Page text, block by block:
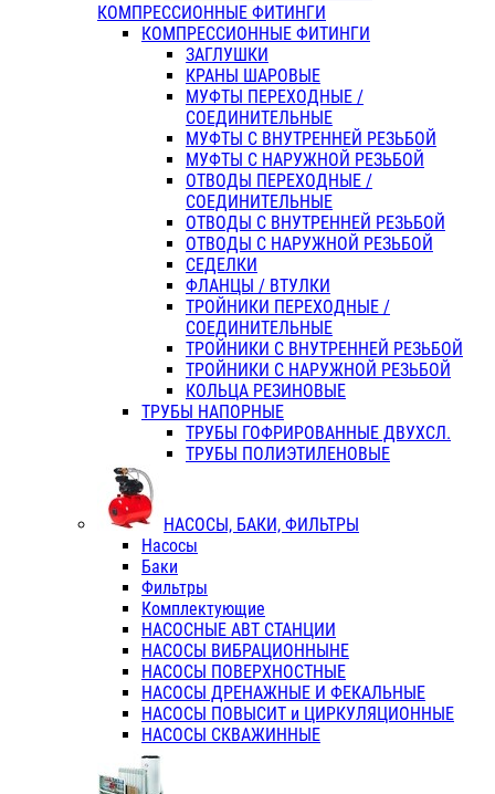
КОМПРЕССИОННЫЕ ФИТИНГИ
КОМПРЕССИОННЫЕ ФИТИНГИ
ЗАГЛУШКИ
КРАНЫ ШАРОВЫЕ
МУФТЫ ПЕРЕХОДНЫЕ /
СОЕДИНИТЕЛЬНЫЕ
МУФТЫ С ВНУТРЕННЕЙ РЕЗЬБОЙ
МУФТЫ С НАРУЖНОЙ РЕЗЬБОЙ
ОТВОДЫ ПЕРЕХОДНЫЕ /
СОЕДИНИТЕЛЬНЫЕ
ОТВОДЫ С ВНУТРЕННЕЙ РЕЗЬБОЙ
ОТВОДЫ С НАРУЖНОЙ РЕЗЬБОЙ
СЕДЕЛКИ
ФЛАНЦЫ / ВТУЛКИ
ТРОЙНИКИ ПЕРЕХОДНЫЕ /
СОЕДИНИТЕЛЬНЫЕ
ТРОЙНИКИ С ВНУТРЕННЕЙ РЕЗЬБОЙ
ТРОЙНИКИ С НАРУЖНОЙ РЕЗЬБОЙ
КОЛЬЦА РЕЗИНОВЫЕ
ТРУБЫ НАПОРНЫЕ
ТРУБЫ ГОФРИРОВАННЫЕ ДВУХСЛ.
ТРУБЫ ПОЛИЭТИЛЕНОВЫЕ
НАСОСЫ, БАКИ, ФИЛЬТРЫ
Насосы
Баки
Фильтры
Комплектующие
НАСОСНЫЕ АВТ СТАНЦИИ
НАСОСЫ ВИБРАЦИОННЫНЕ
НАСОСЫ ПОВЕРХНОСТНЫЕ
НАСОСЫ ДРЕНАЖНЫЕ И ФЕКАЛЬНЫЕ
НАСОСЫ ПОВЫСИТ и ЦИРКУЛЯЦИОННЫЕ
НАСОСЫ СКВАЖИННЫЕ